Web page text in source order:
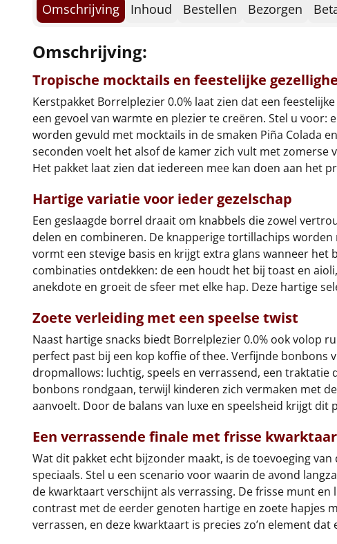
Omschrijving Inhoud Bestellen Bezorgen
Omschrijving:
Tropische mocktails en feestelijke
Kerstpakket Borrelplezier 0.0% laat zien dat een
een gevoel van warmte en plezier te creëren. Stel u
worden gevuld met mocktails in de smaken Piña Colada
seconden voelt het alsof de kamer zich vult met
Het pakket laat zien dat iedereen mee kan doen aan het
Hartige variatie voor ieder gezelschap
Een geslaagde borrel draait om knabbels die zowel
delen en combineren. De knapperige tortillachips
vormt een stevige basis en krijgt extra glans wanneer
combinaties ontdekken: de een houdt het bij toast en
anekdote en groeit de sfeer met elke hap. Deze hartige
Zoete verleiding met een speelse twist
Naast hartige snacks biedt Borrelplezier 0.0% ook volop
perfect past bij een kop koffie of thee. Verfijnde bonbons
dropmallows: luchtig, speels en verrassend, een
bonbons rondgaan, terwijl kinderen zich vermaken met
aanvoelt. Door de balans van luxe en speelsheid krijgt
Een verrassende finale met frisse
Wat dit pakket echt bijzonder maakt, is de toevoeging
speciaals. Stel u een scenario voor waarin de avond
de kwarktaart verschijnt als verrassing. De frisse munt
contrast met de eerder genoten hartige en zoete hapjes
verrassen, en deze kwarktaart is precies zo’n element